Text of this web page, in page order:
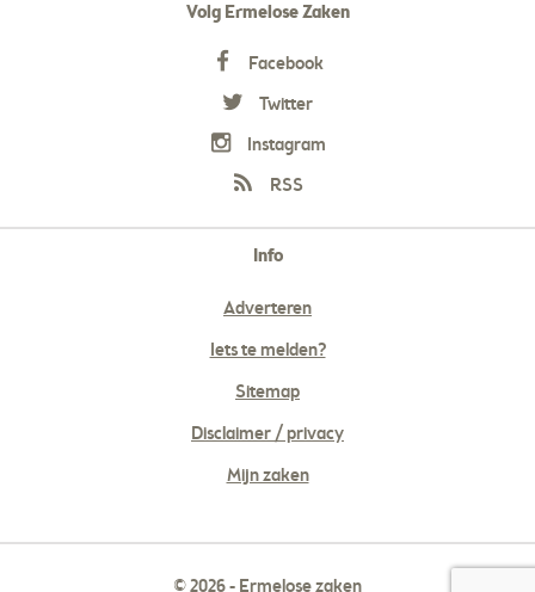
Volg Ermelose Zaken
Facebook
Twitter
Instagram
RSS
Info
Adverteren
Iets te melden?
Sitemap
Disclaimer / privacy
Mijn zaken